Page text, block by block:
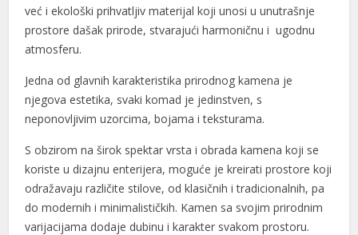
već i ekološki prihvatljiv materijal koji unosi u unutrašnje
prostore dašak prirode, stvarajući harmoničnu i ugodnu
atmosferu.
Jedna od glavnih karakteristika prirodnog kamena je
njegova estetika, svaki komad je jedinstven, s
neponovljivim uzorcima, bojama i teksturama.
S obzirom na širok spektar vrsta i obrada kamena koji se
koriste u dizajnu enterijera, moguće je kreirati prostore koji
odražavaju različite stilove, od klasičnih i tradicionalnih, pa
do modernih i minimalističkih. Kamen sa svojim prirodnim
varijacijama dodaje dubinu i karakter svakom prostoru.